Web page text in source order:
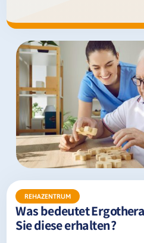
REHAZENTRUM
Was bedeutet
Sie diese erhalten?